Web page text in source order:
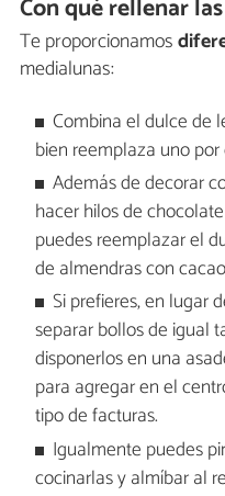
Con qué rellenar
Te proporcionamos
medialunas:
Combina el dulce de
bien reemplaza uno por
Además de decorar
hacer hilos de
puedes reemplazar el
de almendras con
Si prefieres, en lugar
separar bollos de igual
disponerlos en una
para agregar en el
tipo de facturas.
Igualmente puedes
cocinarlas y almíbar al